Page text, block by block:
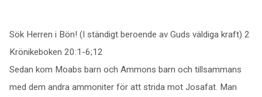
Sök Herren i Bön! (I ständigt beroende av Guds väldiga kraft) 2
Krönikeboken 20:1-6;12
Sedan kom Moabs barn och Ammons barn och tillsammans
med dem andra ammoniter för att strida mot Josafat. Man